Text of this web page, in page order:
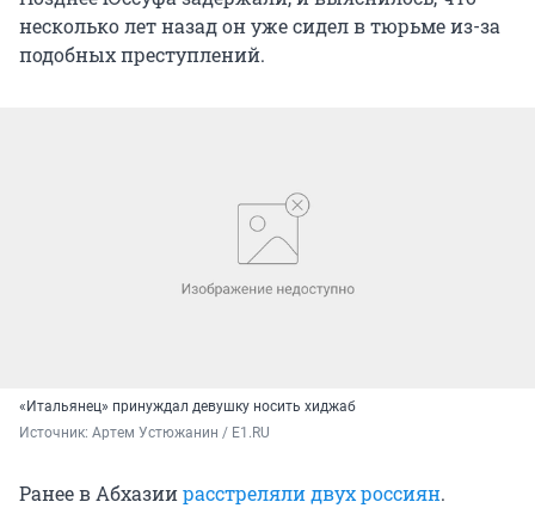
несколько лет назад он уже сидел в тюрьме из-за
подобных преступлений.
«Итальянец» принуждал девушку носить хиджаб
Источник: Артем Устюжанин / E1.RU
Ранее в Абхазиирасстреляли двух россиян.